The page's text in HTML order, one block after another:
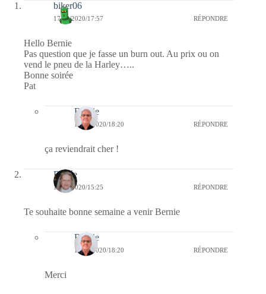
biker06
17/05/2020/17:57 RÉPONDRE
Hello Bernie
Pas question que je fasse un burn out. Au prix ou on
vend le pneu de la Harley…..
Bonne soirée
Pat
Bernie
17/05/2020/18:20 RÉPONDRE
ça reviendrait cher !
Renée
17/05/2020/15:25 RÉPONDRE
Te souhaite bonne semaine a venir Bernie
Bernie
17/05/2020/18:20 RÉPONDRE
Merci